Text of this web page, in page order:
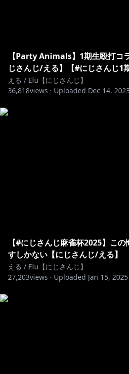
【Party Animals】1期生殴打コ
じさんじ/える】【#にじさんじ1
える / Elu【にじさんじ】
36,818views · Uploaded Dec 14, 2023
【#にじさんじ麻雀杯2025】こ
すしかない【にじさんじ/える】
える / Elu【にじさんじ】
27,203views · Uploaded Jan 15, 2025